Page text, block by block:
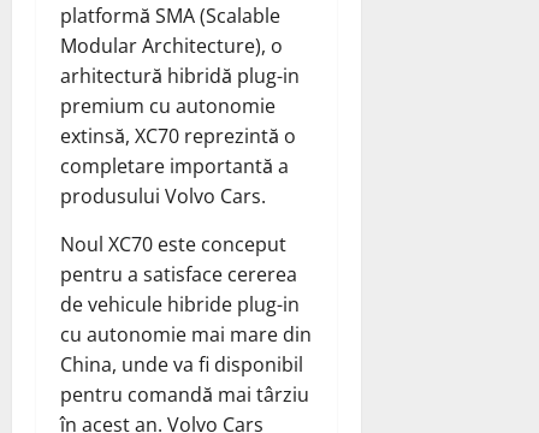
platformă SMA (Scalable
Modular Architecture), o
arhitectură hibridă plug-in
premium cu autonomie
extinsă, XC70 reprezintă o
completare importantă a
produsului Volvo Cars.
Noul XC70 este conceput
pentru a satisface cererea
de vehicule hibride plug-in
cu autonomie mai mare din
China, unde va fi disponibil
pentru comandă mai târziu
în acest an. Volvo Cars